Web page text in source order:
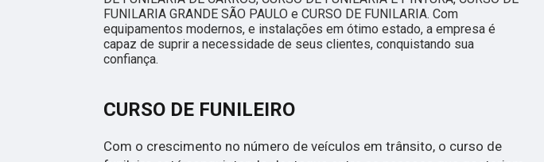
FUNILARIA GRANDE SÃO PAULO e CURSO DE FUNILARIA. Com
equipamentos modernos, e instalações em ótimo estado, a empresa é
capaz de suprir a necessidade de seus clientes, conquistando sua
confiança.
CURSO DE FUNILEIRO
Com o crescimento no número de veículos em trânsito, o curso de